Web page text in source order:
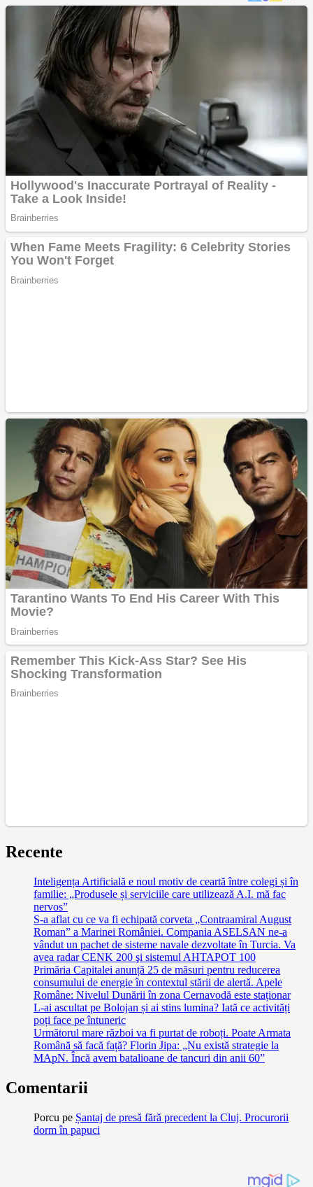
Recente
Inteligența Artificială e noul motiv de ceartă între colegi și în
familie: „Produsele și serviciile care utilizează A.I. mă fac
nervos”
S-a aflat cu ce va fi echipată corveta „Contraamiral August
Roman” a Marinei României. Compania ASELSAN ne-a
vândut un pachet de sisteme navale dezvoltate în Turcia. Va
avea radar CENK 200 şi sistemul AHTAPOT 100
Primăria Capitalei anunță 25 de măsuri pentru reducerea
consumului de energie în contextul stării de alertă. Apele
Române: Nivelul Dunării în zona Cernavodă este staționar
L-ai ascultat pe Bolojan și ai stins lumina? Iată ce activități
poți face pe întuneric
Următorul mare război va fi purtat de roboți. Poate Armata
Română să facă față? Florin Jipa: „Nu există strategie la
MApN. Încă avem batalioane de tancuri din anii 60”
Comentarii
Porcu pe Șantaj de presă fără precedent la Cluj. Procurorii
dorm în papuci